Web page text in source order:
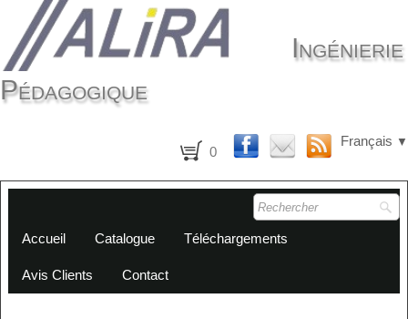
Ingénierie
Pédagogique
0
Français ▼
Accueil Catalogue Téléchargements
Avis Clients Contact